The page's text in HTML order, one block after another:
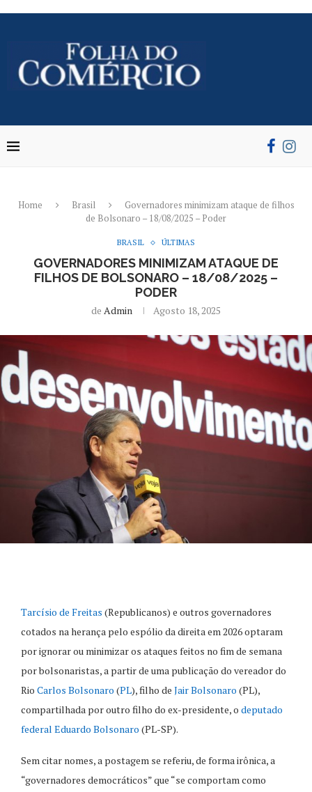
Home Brasil
Governadores minimizam ataque de filhos
de Bolsonaro – 18/08/2025 – Poder
BRASIL ÚLTIMAS
GOVERNADORES MINIMIZAM ATAQUE DE
FILHOS DE BOLSONARO – 18/08/2025 –
PODER
de Admin Agosto 18, 2025
Tarcísio de Freitas (Republicanos) e outros governadores
cotados na herança pelo espólio da direita em 2026 optaram
por ignorar ou minimizar os ataques feitos no fim de semana
por bolsonaristas, a partir de uma publicação do vereador do
Rio Carlos Bolsonaro (PL), filho de Jair Bolsonaro (PL),
compartilhada por outro filho do ex-presidente, o deputado
federal Eduardo Bolsonaro (PL-SP).
Sem citar nomes, a postagem se referiu, de forma irônica, a
“governadores democráticos” que “se comportam como